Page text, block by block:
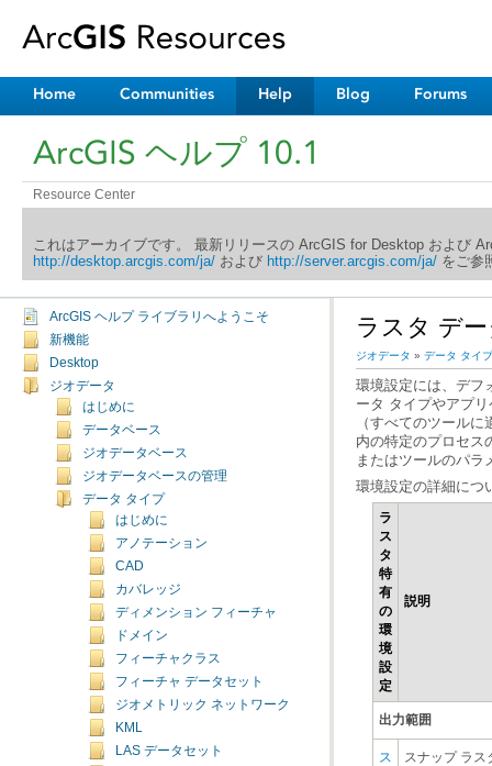
Home Communities Help Blog Forums
ArcGIS ヘルプ 10.1
Resource Center
これはアーカイブです。 最新リリースの ArcGIS for Desktop および
http://desktop.arcgis.com/ja/および http://server.arcgis.com/ja/をご参
ArcGIS ヘルプ ライブラリへようこそ
新機能
Desktop
ジオデータ
はじめに
データベース
ジオデータベース
ジオデータベースの管理
データ タイプ
はじめに
アノテーション
CAD
カバレッジ
ディメンション フィーチャ
ドメイン
フィーチャクラス
フィーチャ データセット
ジオメトリック ネットワーク
KML
LAS データセット
ラスタ デ
ジオデータ » データ タイプ
またはツールのパラ
環境設定の詳細につ
定
説明
出力範囲